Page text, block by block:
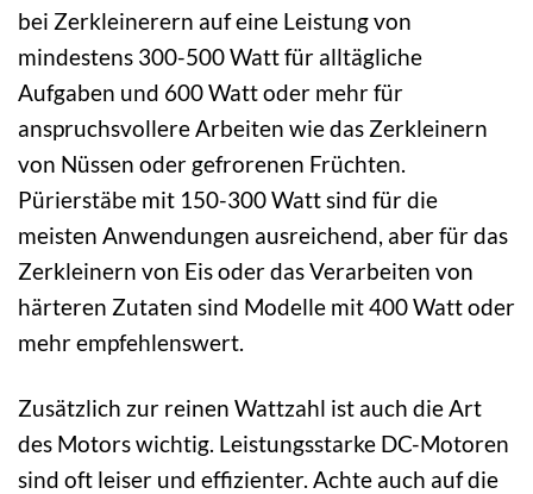
bei Zerkleinerern auf eine Leistung von
mindestens 300-500 Watt für alltägliche
Aufgaben und 600 Watt oder mehr für
anspruchsvollere Arbeiten wie das Zerkleinern
von Nüssen oder gefrorenen Früchten.
Pürierstäbe mit 150-300 Watt sind für die
meisten Anwendungen ausreichend, aber für das
Zerkleinern von Eis oder das Verarbeiten von
härteren Zutaten sind Modelle mit 400 Watt oder
mehr empfehlenswert.
Zusätzlich zur reinen Wattzahl ist auch die Art
des Motors wichtig. Leistungsstarke DC-Motoren
sind oft leiser und effizienter. Achte auch auf die